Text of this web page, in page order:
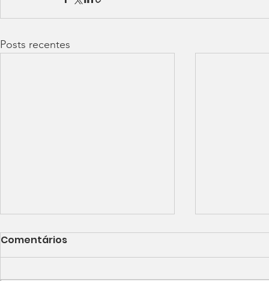
Posts recentes
Comentários